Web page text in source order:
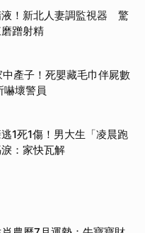
液！新北人妻調監視器 驚
蹭射精
產子！死嬰藏毛巾伴屍數
嚇壞警員
1死1傷！男大生「凌晨跑
：家快瓦解